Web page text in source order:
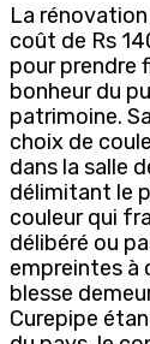
La rénovation
coût de Rs
pour prendre
bonheur du
patrimoine.
choix de
dans la salle
délimitant le
couleur qui
délibéré ou
empreintes à
blesse
Curepipe